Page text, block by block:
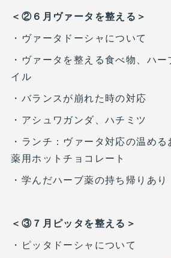
＜②６月ヴァータを整える＞
・ヴァータドーシャについて
・ヴァータを整える食べ物、ハ
イル
・バランスが崩れた時の対応
・アシュワガンダ、ハチミツ
・ランチ：ヴァータ対応の温める
薬用ホットチョコレート
・学んだハーブ薬の持ち帰りあり
＜③７月ピッタを整える＞
・ピッタドーシャについて